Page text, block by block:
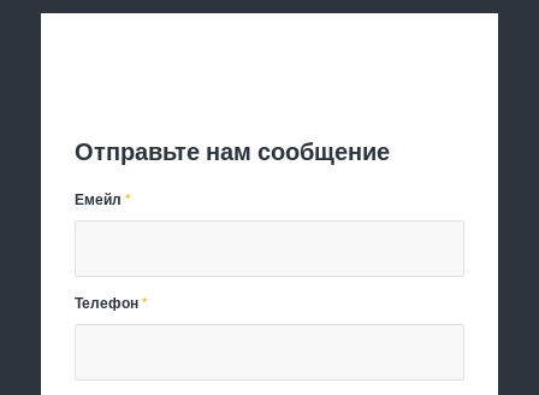
Отправьте нам сообщение
Емейл*
Телефон*